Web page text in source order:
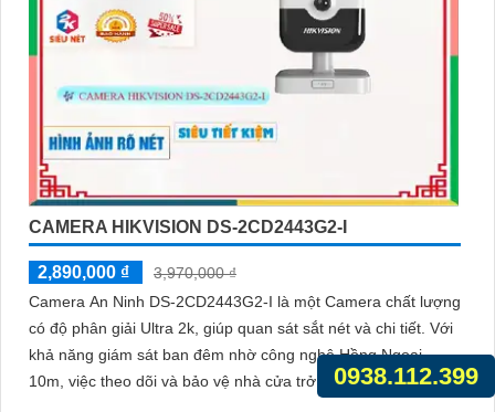
CAMERA HIKVISION DS-2CD2443G2-I
2,890,000 ₫
3,970,000 ₫
Camera An Ninh DS-2CD2443G2-I là một Camera chất lượng
có độ phân giải Ultra 2k, giúp quan sát sắt nét và chi tiết. Với
khả năng giám sát ban đêm nhờ công nghệ Hồng Ngoại
10m, việc theo dõi và bảo vệ nhà cửa trở nên dễ dàng
0938.112.399